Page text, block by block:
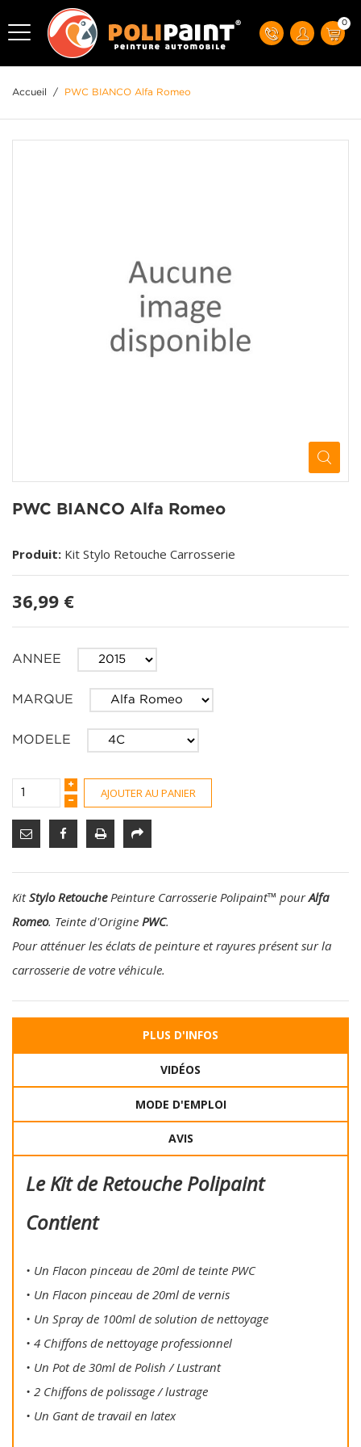
0
Accueil / PWC BIANCO Alfa Romeo
PWC BIANCO Alfa Romeo
Produit: Kit Stylo Retouche Carrosserie
36,99 €
ANNEE
MARQUE
MODELE
AJOUTER AU PANIER
KitStylo RetouchePeinture Carrosserie Polipaint™ pourAlfa
Romeo. Teinte d'Origine PWC.
Pour atténuer les éclats de peinture et rayures présent sur la
carrosserie de votre véhicule.
PLUS D'INFOS
VIDÉOS
MODE D'EMPLOI
AVIS
Le Kit de Retouche Polipaint
Contient
• Un Flacon pinceau de 20ml de teinte PWC
• Un Flacon pinceau de 20ml de vernis
• Un Spray de 100ml de solution de nettoyage
• 4 Chiffons de nettoyage professionnel
• Un Pot de 30ml de Polish / Lustrant
• 2 Chiffons de polissage / lustrage
• Un Gant de travail en latex